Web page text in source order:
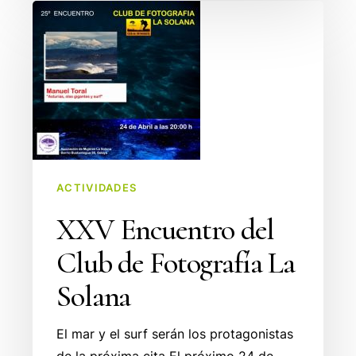
XXV
Encuentro
del
Club
de
Fotografía
La
ACTIVIDADES
XXV Encuentro del
Club de Fotografía La
Solana
El mar y el surf serán los protagonistas